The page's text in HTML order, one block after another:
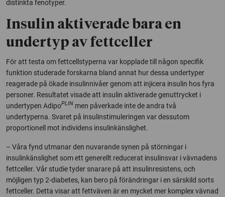
distinkta fenotyper.
Insulin aktiverade bara en
undertyp av fettceller
För att testa om fettcellstyperna var kopplade till någon specifik
funktion studerade forskarna bland annat hur dessa undertyper
reagerade på ökade insulinnivåer genom att injicera insulin hos fyra
personer. Resultatet visade att insulin aktiverade genuttrycket i
undertypen AdipoPLIN men påverkade inte de andra två
undertyperna. Svaret på insulinstimuleringen var dessutom
proportionell mot individens insulinkänslighet.
– Våra fynd utmanar den nuvarande synen på störningar i
insulinkänslighet som ett generellt reducerat insulinsvar i vävnadens
fettceller. Vår studie tyder snarare på att insulinresistens, och
möjligen typ 2-diabetes, kan bero på förändringar i en särskild sorts
fettceller. Detta visar att fettväven är en mycket mer komplex vävnad